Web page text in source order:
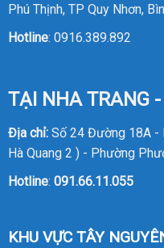
Phú Thịnh, TP Quy Nhơn,
Hotline: 0916.389.892
TẠI NHA TRANG
Địa chỉ: Số 24 Đường 18A -
Hà Quang 2 ) - Phường
Hotline: 091.66.11.055
KHU VỰC TÂY